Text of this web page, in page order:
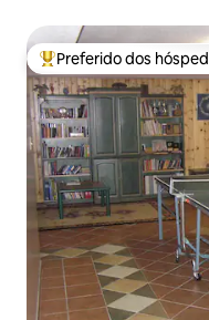
Entre os melhores
Preferido dos